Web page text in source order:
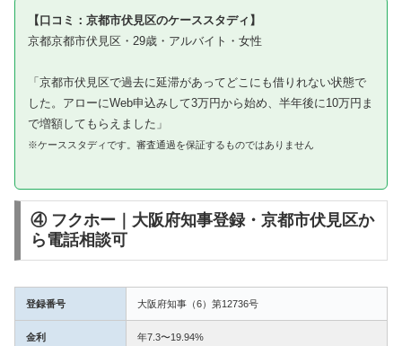
【口コミ：京都市伏見区のケーススタディ】
京都京都市伏見区・29歳・アルバイト・女性
「京都市伏見区で過去に延滞があってどこにも借りれない状態で
した。アローにWeb申込みして3万円から始め、半年後に10万円ま
で増額してもらえました」
※ケーススタディです。審査通過を保証するものではありません
④ フクホー｜大阪府知事登録・京都市伏見区か
ら電話相談可
登録番号 大阪府知事（6）第12736号
金利 年7.3〜19.94%